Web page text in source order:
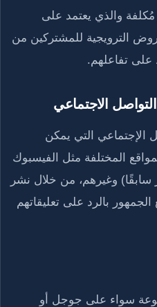
والذي يعتمد على
الترويجية للمشتركين من
على تفاعلهم.
الإجتماعي التي يمكن
المختلفة مثل الفيسبوك
وغيرهم، من خلال نشر
بالرد على تعليقاتهم
سواء على جوجل أو